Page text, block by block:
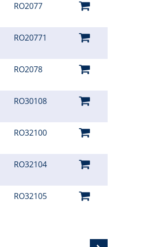
RO2077
RO20771
RO2078
RO30108
RO32100
RO32104
RO32105